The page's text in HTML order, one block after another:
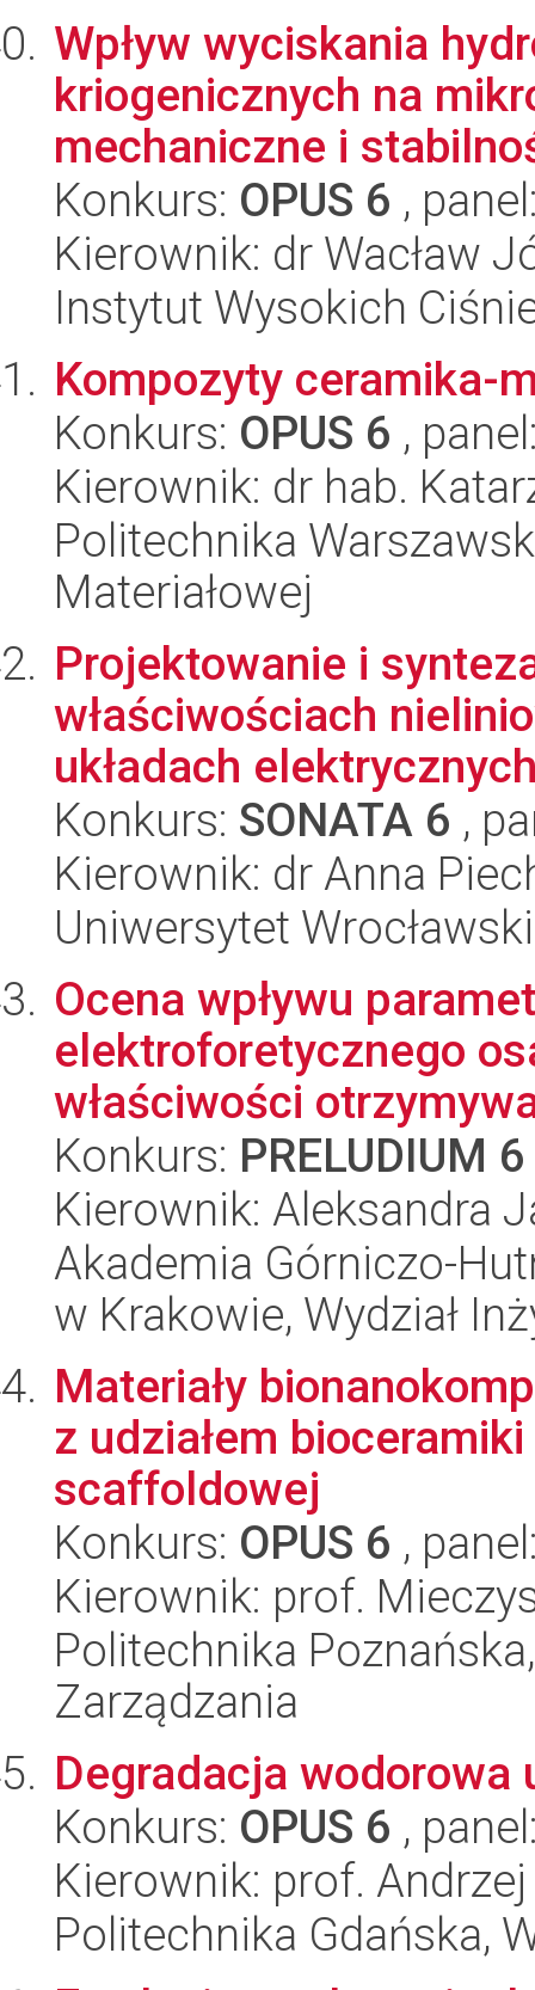
Wpływ wyciskania
kriogenicznych na
mechaniczne i
Konkurs: OPUS 6 ,
Kierownik: dr Wacław
Instytut Wysokich
Kompozyty ceramika-
Konkurs: OPUS 6 ,
Kierownik: dr hab.
Politechnika
Materiałowej
Projektowanie i
właściwościach
układach
Konkurs: SONATA 6 ,
Kierownik: dr Anna
Uniwersytet
Ocena wpływu
elektroforetycznego
właściwości
Konkurs: PRELUDIUM 6
Kierownik: Aleksandra
Akademia Górniczo-
w Krakowie, Wydział
Materiały
z udziałem
scaffoldowej
Konkurs: OPUS 6 ,
Kierownik: prof.
Politechnika
Zarządzania
Degradacja
Konkurs: OPUS 6 ,
Kierownik: prof.
Politechnika Gdańska,